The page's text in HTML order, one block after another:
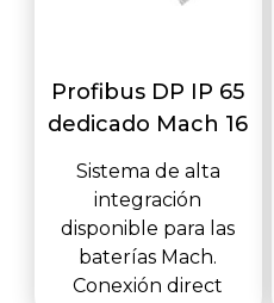
Profibus DP IP 65
dedicado Mach 16
Sistema de alta
integración
disponible para las
baterías Mach.
Conexión direct